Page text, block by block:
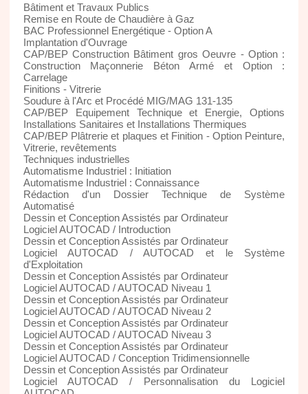
Bâtiment et Travaux Publics
Remise en Route de Chaudière à Gaz
BAC Professionnel Energétique - Option A
Implantation d'Ouvrage
CAP/BEP Construction Bâtiment gros Oeuvre - Option :
Construction Maçonnerie Béton Armé et Option :
Carrelage
Finitions - Vitrerie
Soudure à l'Arc et Procédé MIG/MAG 131-135
CAP/BEP Equipement Technique et Energie, Options
Installations Sanitaires et Installations Thermiques
CAP/BEP Plâtrerie et plaques et Finition - Option Peinture,
Vitrerie, revêtements
Techniques industrielles
Automatisme Industriel : Initiation
Automatisme Industriel : Connaissance
Rédaction d'un Dossier Technique de Système
Automatisé
Dessin et Conception Assistés par Ordinateur
Logiciel AUTOCAD / Introduction
Dessin et Conception Assistés par Ordinateur
Logiciel AUTOCAD / AUTOCAD et le Système
d'Exploitation
Dessin et Conception Assistés par Ordinateur
Logiciel AUTOCAD / AUTOCAD Niveau 1
Dessin et Conception Assistés par Ordinateur
Logiciel AUTOCAD / AUTOCAD Niveau 2
Dessin et Conception Assistés par Ordinateur
Logiciel AUTOCAD / AUTOCAD Niveau 3
Dessin et Conception Assistés par Ordinateur
Logiciel AUTOCAD / Conception Tridimensionnelle
Dessin et Conception Assistés par Ordinateur
Logiciel AUTOCAD / Personnalisation du Logiciel